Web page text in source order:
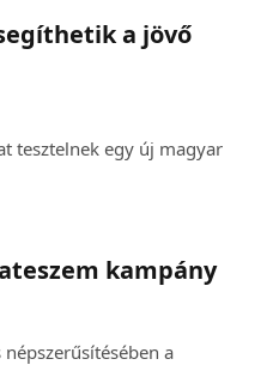
a jövő
tesztelnek egy új magyar
kampány
a